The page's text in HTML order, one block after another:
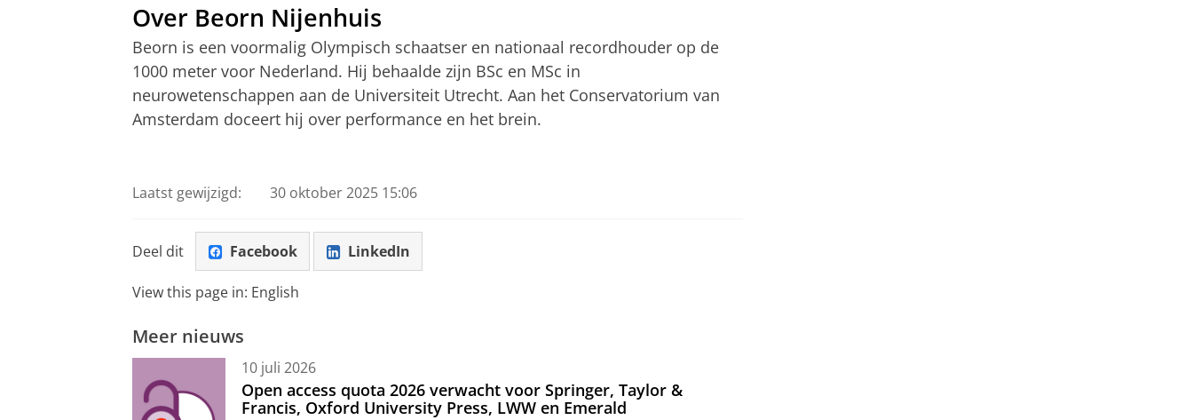
Over Beorn Nijenhuis
Beorn is een voormalig Olympisch schaatser en nationaal recordhouder op de
1000 meter voor Nederland. Hij behaalde zijn BSc en MSc in
neurowetenschappen aan de Universiteit Utrecht. Aan het Conservatorium van
Amsterdam doceert hij over performance en het brein.
Laatst gewijzigd: 30 oktober 2025 15:06
Deel dit Facebook LinkedIn
View this page in: English
Meer nieuws
10 juli 2026
Open access quota 2026 verwacht voor Springer, Taylor &
Francis, Oxford University Press, LWW en Emerald